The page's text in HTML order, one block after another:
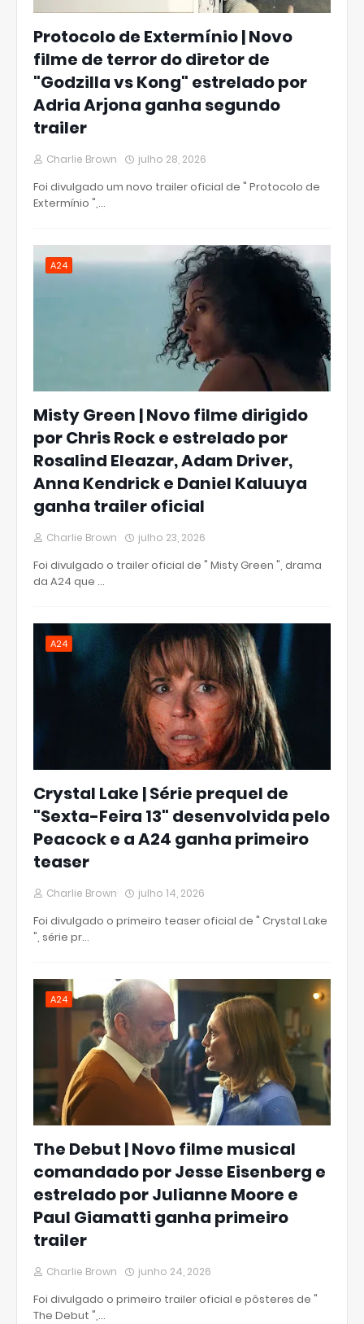
Protocolo de Extermínio | Novo
filme de terror do diretor de
"Godzilla vs Kong" estrelado por
Adria Arjona ganha segundo
trailer
Charlie Brown julho 28, 2026
Foi divulgado um novo trailer oficial de " Protocolo de
Extermínio ",…
A24
Misty Green | Novo filme dirigido
por Chris Rock e estrelado por
Rosalind Eleazar, Adam Driver,
Anna Kendrick e Daniel Kaluuya
ganha trailer oficial
Charlie Brown julho 23, 2026
Foi divulgado o trailer oficial de " Misty Green ", drama
da A24 que …
A24
Crystal Lake | Série prequel de
"Sexta-Feira 13" desenvolvida pelo
Peacock e a A24 ganha primeiro
teaser
Charlie Brown julho 14, 2026
Foi divulgado o primeiro teaser oficial de " Crystal Lake
", série pr…
A24
The Debut | Novo filme musical
comandado por Jesse Eisenberg e
estrelado por Julianne Moore e
Paul Giamatti ganha primeiro
trailer
Charlie Brown junho 24, 2026
Foi divulgado o primeiro trailer oficial e pôsteres de "
The Debut ",…